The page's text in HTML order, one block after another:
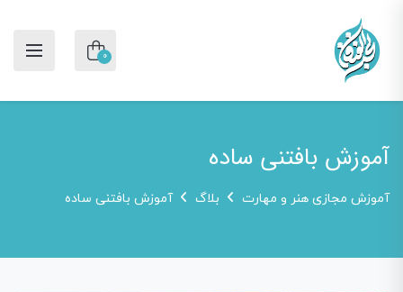
0
آموزش بافتنی ساده
آموزش مجازی هنر و مهارت بلاگ آموزش بافتنی ساده